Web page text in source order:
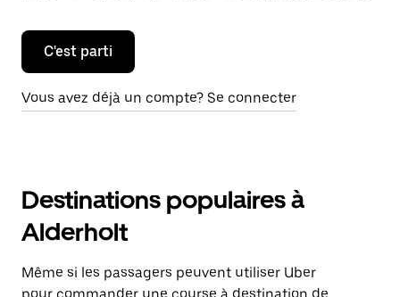
C'est parti
Vous avez déjà un compte? Se connecter
Destinations populaires à
Alderholt
Même si les passagers peuvent utiliser Uber